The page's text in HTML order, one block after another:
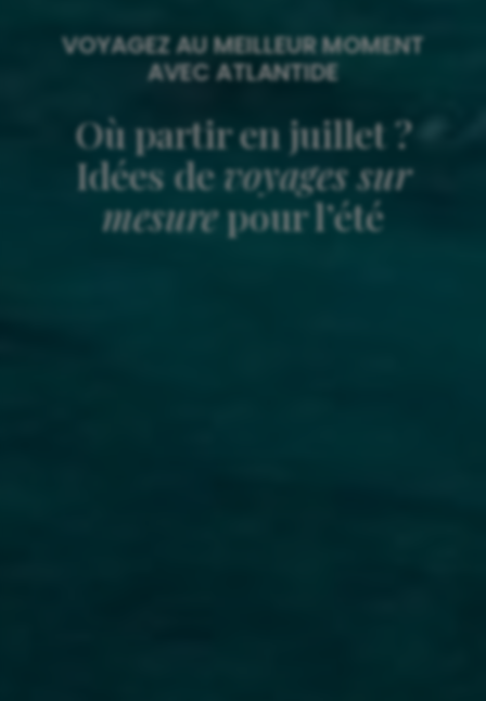
VOYAGEZ AU MEILLEUR MOMENT
AVEC ATLANTIDE
Où partir en juillet ?
Idées devoyages sur
mesurepour l’été